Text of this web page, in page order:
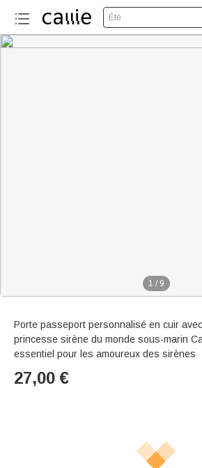
Été
1 / 9
Porte passeport personnalisé en cuir
princesse sirène du monde sous-marin
essentiel pour les amoureux des sirènes
27,00 €